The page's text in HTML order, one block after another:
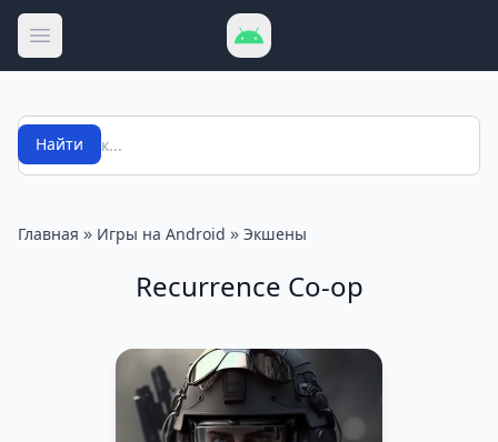
Открыть меню
Поиск
Найти
Главная » Игры на Android » Экшены
Recurrence Co-op